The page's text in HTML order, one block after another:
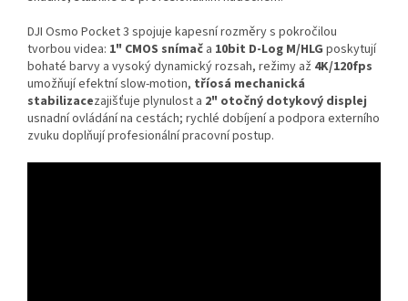
DJI Osmo Pocket 3 spojuje kapesní rozměry s pokročilou
tvorbou videa: 1" CMOS snímač a 10bit D‑Log M/HLG poskytují
bohaté barvy a vysoký dynamický rozsah, režimy až 4K/120fps
umožňují efektní slow‑motion, tříosá mechanická
stabilizacezajišťuje plynulost a 2" otočný dotykový displej
usnadní ovládání na cestách; rychlé dobíjení a podpora externího
zvuku doplňují profesionální pracovní postup.